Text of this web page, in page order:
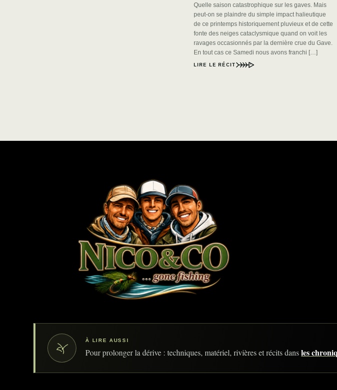
Quelle saison catastrophique sur les gaves. Mais
peut-on se plaindre du simple impact halieutique
de ce printemps historiquement pluvieux et de cette
fonte des neiges cataclysmique quand on voit les
ravages occasionnés par la dernière crue du Gave.
En tout cas ce Samedi nous avons franchi […]
LIRE LE RÉCIT
À LIRE AUSSI
Pour prolonger la dérive : techniques, matériel, rivières et récits dansles